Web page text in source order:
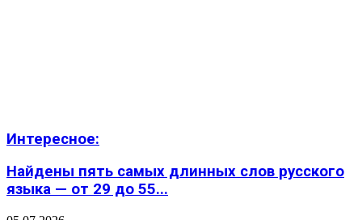
Интересное:
Найдены пять самых длинных слов русского
языка — от 29 до 55...